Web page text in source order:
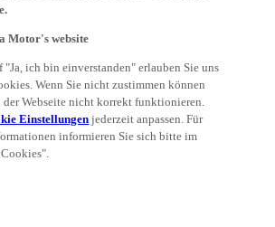
Motor's website
ich bin einverstanden" erlauben Sie uns
Wenn Sie nicht zustimmen können
der Webseite nicht korrekt funktionieren.
Einstellungen jederzeit anpassen. Für
informieren Sie sich bitte im